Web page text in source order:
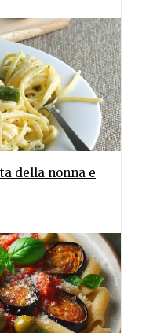
della nonna e